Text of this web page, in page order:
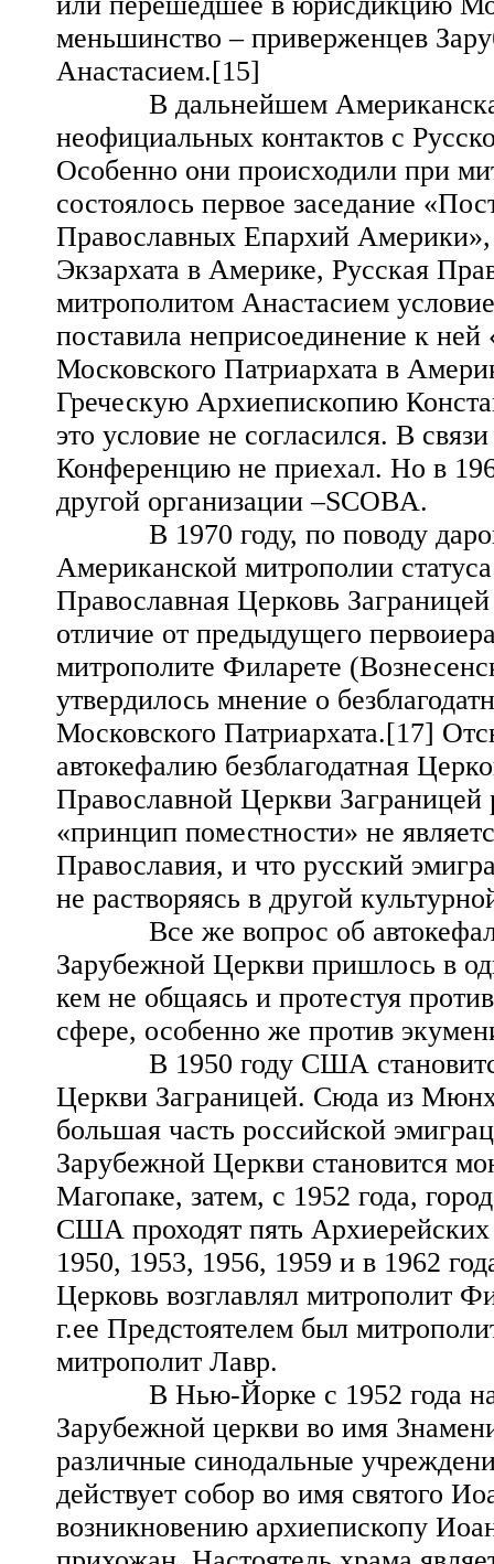
меньшинство – приверженцев
Анастасием.[15]
В дальнейшем Американская
неофициальных контактов с
Особенно они происходили при
состоялось первое заседание
Православных Епархий Америки»,
Экзархата в Америке, Русская
митрополитом Анастасием
поставила неприсоединение к ней
Московского Патриархата в
Греческую Архиепископию
это условие не согласился. В
Конференцию не приехал. Но в
другой организации –SCOBA.
В 1970 году, по поводу
Американской митрополии
Православная Церковь
отличие от предыдущего
митрополите Филарете
утвердилось мнение о
Московского Патриархата.[17]
автокефалию безблагодатная
Православной Церкви
«принцип поместности» не
Православия, и что русский
не растворяясь в другой
Все же вопрос об
Зарубежной Церкви пришлось в
кем не общаясь и протестуя
сфере, особенно же против
В 1950 году США становится
Церкви Заграницей. Сюда из
большая часть российской
Зарубежной Церкви становится
Магопаке, затем, с 1952 года,
США проходят пять
1950, 1953, 1956, 1959 и в 1962
Церковь возглавлял митрополит
г.ее Предстоятелем был
митрополит Лавр.
В Нью-Йорке с 1952 года
Зарубежной церкви во имя
различные синодальные
действует собор во имя святого
возникновению архиепископу